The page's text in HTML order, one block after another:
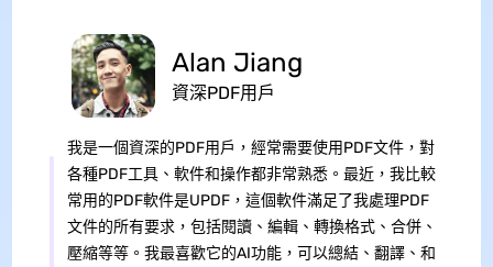
Alan Jiang
資深PDF用戶
我是一個資深的PDF用戶，經常需要使用PDF文件，對
各種PDF工具、軟件和操作都非常熟悉。最近，我比較
常用的PDF軟件是UPDF，這個軟件滿足了我處理PDF
文件的所有要求，包括閱讀、編輯、轉換格式、合併、
壓縮等等。我最喜歡它的AI功能，可以總結、翻譯、和